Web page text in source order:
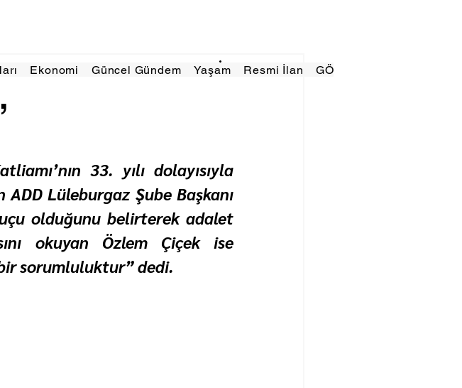
Ekonomi Güncel Gündem Yaşam Resmi İlan GÖRÜNÜMTV
33. yılı dolayısıyla
Lüleburgaz Şube Başkanı
olduğunu belirterek adalet
okuyan Özlem Çiçek ise
sorumluluktur” dedi.